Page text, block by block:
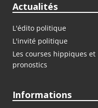
Actualités
L'édito politique
L'invité politique
Les courses hippiques et
pronostics
Informations